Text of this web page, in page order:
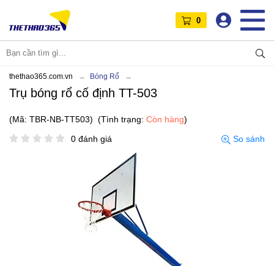
0
thethao365.com.vn Bóng Rổ
Trụ bóng rổ cố định TT-503
(Mã: TBR-NB-TT503) (Tình trạng: Còn hàng)
0 đánh giá
So sánh